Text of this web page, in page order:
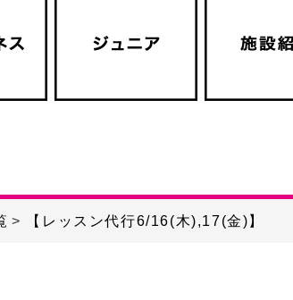
【レッスン代行6/16(木),17(金)】